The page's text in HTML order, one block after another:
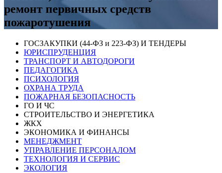
ремонт первичных средств
пожаротушения
ГОСЗАКУПКИ (44-ФЗ и 223-ФЗ) И ТЕНДЕРЫ
ЮРИСПРУДЕНЦИЯ
ТРАНСПОРТ И АВТОДОРОГИ
ПЕДАГОГИКА
ПСИХОЛОГИЯ
ОХРАНА ТРУДА
ПОЖАРНАЯ БЕЗОПАСНОСТЬ
ГО И ЧС
СТРОИТЕЛЬСТВО И ЭНЕРГЕТИКА
ЖКХ
ЭКОНОМИКА И ФИНАНСЫ
МЕНЕДЖМЕНТ
УПРАВЛЕНИЕ ПЕРСОНАЛОМ
ТЕХНОЛОГИЯ И СЕРВИС
ЭКОЛОГИЯ